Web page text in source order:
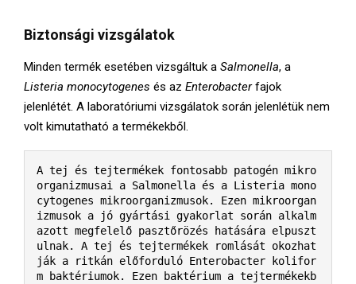
Biztonsági vizsgálatok
Minden termék esetében vizsgáltuk a Salmonella, a
Listeria monocytogenes és az Enterobacterfajok
jelenlétét. A laboratóriumi vizsgálatok során jelenlétük nem
volt kimutatható a termékekből.
A tej és tejtermékek fontosabb patogén mikro
organizmusai a Salmonella és a Listeria mono
cytogenes mikroorganizmusok. Ezen mikroorgan
izmusok a jó gyártási gyakorlat során alkalm
azott megfelelő pasztőrözés hatására elpuszt
ulnak. A tej és tejtermékek romlását okozhat
ják a ritkán előforduló Enterobacter kolifor
m baktériumok. Ezen baktérium a tejtermékekb